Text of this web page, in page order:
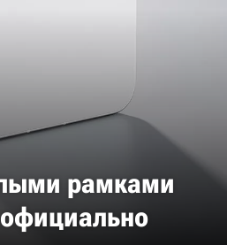
рамками